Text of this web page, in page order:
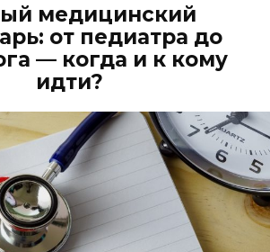
медицинский
от педиатра до
— когда и к кому
идти?